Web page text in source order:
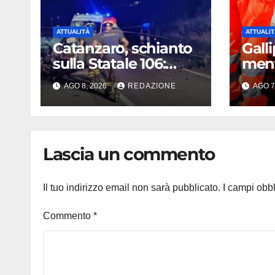
ATTUALITÀ
Catanzaro, schianto
sulla Statale 106:
muore 45enne,
coinvolti un’auto, un
suv e una moto
AGO 8, 2026 REDAZIONE
con
AGO
Lascia un commento
Il tuo indirizzo email non sarà pubblicato. I campi
Commento *